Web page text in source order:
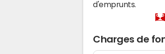
d'emprunts.
Charges de